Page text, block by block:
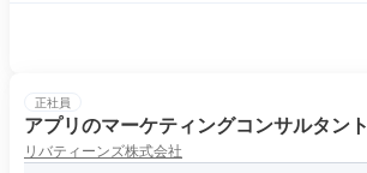
正社員
アプリのマーケティングコンサルタント
リバティーンズ株式会社